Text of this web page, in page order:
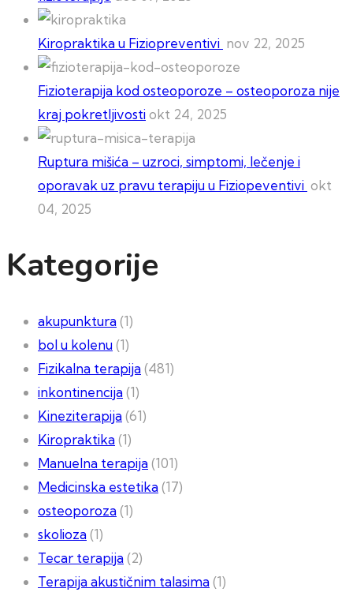
Kiropraktika u Fiziopreventivi nov 22, 2025
Fizioterapija kod osteoporoze – osteoporoza nije
kraj pokretljivostiokt 24, 2025
Ruptura mišića – uzroci, simptomi, lečenje i
oporavak uz pravu terapiju u Fiziopeventivi okt
04, 2025
Kategorije
akupunktura(1)
bol u kolenu(1)
Fizikalna terapija(481)
inkontinencija(1)
Kineziterapija(61)
Kiropraktika(1)
Manuelna terapija(101)
Medicinska estetika(17)
osteoporoza(1)
skolioza(1)
Tecar terapija(2)
Terapija akustičnim talasima(1)